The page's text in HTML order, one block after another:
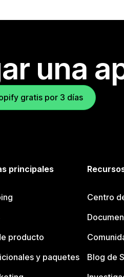
una
gratis por 3 días
principales
producto
y paquetes
Centro
Blog de